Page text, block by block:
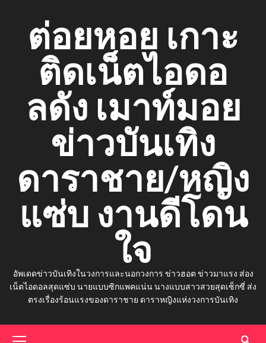
contentต่อยหอย เกาะ
ติดเน็ตไอดอ
ลดัง เมาท์มอย
ข่าวบันเทิง
ดาราชาย/หญิง
แซ่บ งานดีโดน
ใจ
อัพเดดข่าวบันเทิงในวงการและนอกวงการ ข่าวฮอต ข่าวมาแรง ส่อง
เน็ตไอดอลสุดแซ่บ นายแบบซิกแพคแน่น นางแบบสาวสวยสุดเซ็กซี่ ส่ง
ตรงเรื่องร้อนแรงของดาราชาย ดาราหญิงแห่งวงการบันเทิง